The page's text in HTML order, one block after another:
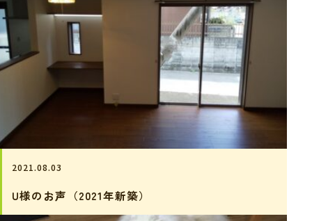
2021.08.03
U様のお声（2021年新築）